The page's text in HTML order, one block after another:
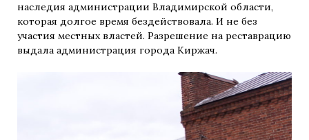
наследия администрации Владимирской области,
которая долгое время бездействовала. И не без
участия местных властей. Разрешение на реставрацию
выдала администрация города Киржач.